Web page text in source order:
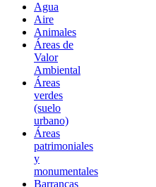
Agua
Aire
Animales
Áreas de
Valor
Ambiental
Áreas
verdes
(suelo
urbano)
Áreas
patrimoniales
y
monumentales
Barrancas